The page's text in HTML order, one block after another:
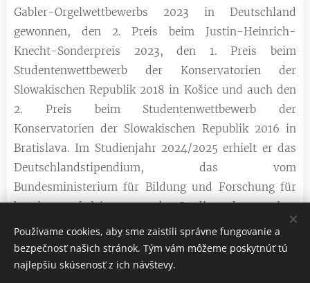
Gabler-Orgelwettbewerbs 2023 in Deutschland
gewonnen, den 2. Preis beim Justin-Heinrich-
Knecht-Sonderpreis 2023, den 1. Preis beim
Studentenwettbewerb der Konservatorien der
Slowakischen Republik 2018 in Košice und auch den
2. Preis beim Studentenwettbewerb der
Konservatorien der Slowakischen Republik 2016 in
Bratislava. Im Studienjahr 2024/2025 erhielt er das
Deutschlandstipendium, das vom
Bundesministerium für Bildung und Forschung für
begabte und leistungsstarke Studierende vergeben
wird. Er trat im Rahmen des Festivals "Junge
Künstler in Krakau", bei den Klostermusikfestspielen,
bei Ars Organi in Nitra, beim Orgelfestival in
Používame cookies, aby sme zaistili správne fungovanie a
bezpečnosť našich stránok. Tým vám môžeme poskytnúť tú
najlepšiu skúsenosť z ich návštevy.